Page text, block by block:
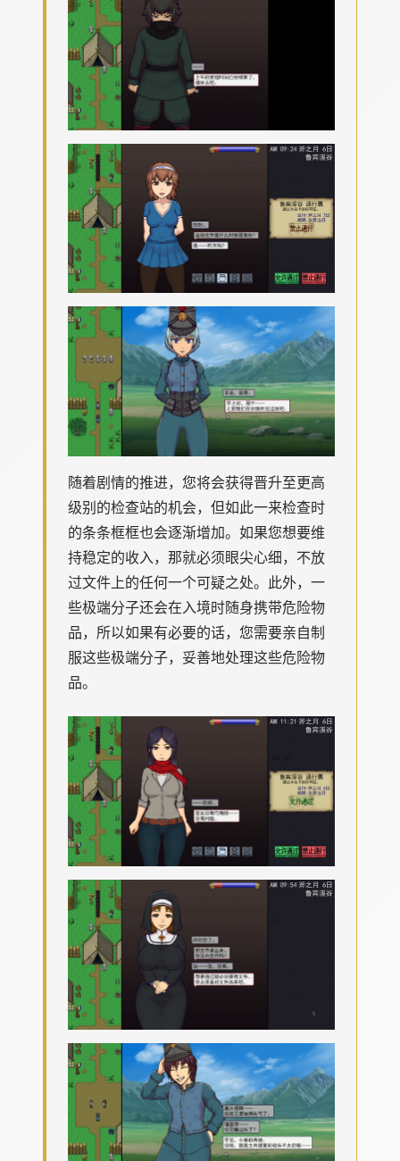
随着剧情的推进，您将会获得晋升至更高
级别的检查站的机会，但如此一来检查时
的条条框框也会逐渐增加。如果您想要维
持稳定的收入，那就必须眼尖心细，不放
过文件上的任何一个可疑之处。此外，一
些极端分子还会在入境时随身携带危险物
品，所以如果有必要的话，您需要亲自制
服这些极端分子，妥善地处理这些危险物
品。